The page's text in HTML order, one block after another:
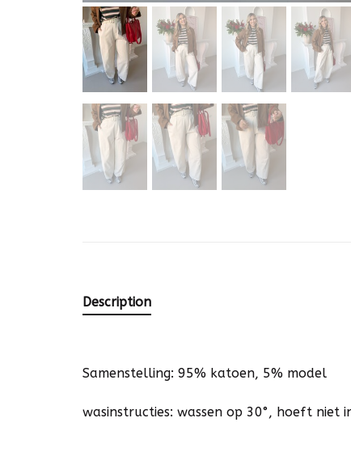
Description
Samenstelling: 95% katoen, 5% model
wasinstructies: wassen op 30°, hoeft niet